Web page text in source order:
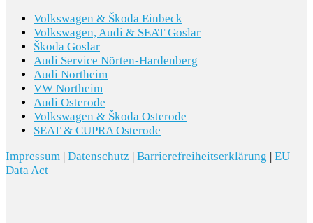
Volkswagen & Škoda Einbeck
Volkswagen, Audi & SEAT Goslar
Škoda Goslar
Audi Service Nörten-Hardenberg
Audi Northeim
VW Northeim
Audi Osterode
Volkswagen & Škoda Osterode
SEAT & CUPRA Osterode
Impressum | Datenschutz | Barrierefreiheitserklärung | EU
Data Act